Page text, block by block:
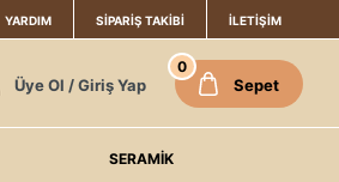
İLETIŞIM
SIPARIŞ TAKIBI
YARDIM
Üye Ol / Giriş Yap Sepet
0
SERAMİK